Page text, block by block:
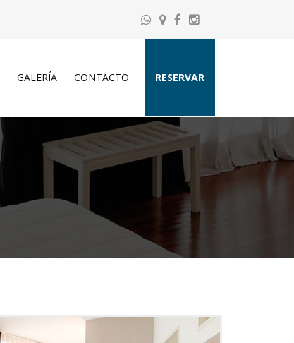
RESERVAR
ADULTOS
NIÑOS
CONSULTAR
GALERÍA CONTACTO